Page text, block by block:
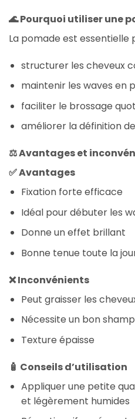
🌊 Pourquoi utiliser une
La pomade est essentielle
structurer les cheveux
maintenir les waves en
faciliter le brossage
améliorer la définition
⚖️ Avantages et
✅ Avantages
Fixation forte efficace
Idéal pour débuter les
Donne un effet brillant
Bonne tenue toute la
❌ Inconvénients
Peut graisser les
Nécessite un bon
Texture épaisse
🧴 Conseils d’utilisation
Appliquer une petite
et légèrement humides